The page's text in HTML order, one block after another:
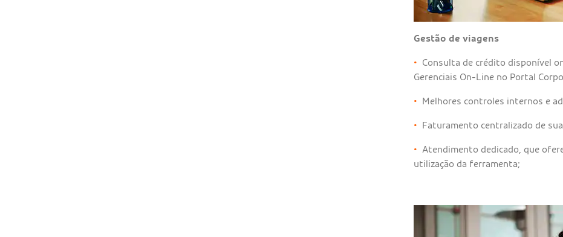
Gestão de viagens
• Consulta de crédito disponível
Gerenciais On-Line no Portal
• Melhores controles internos e
• Faturamento centralizado de
•
Atendimento dedicado, que
utilização da ferramenta;